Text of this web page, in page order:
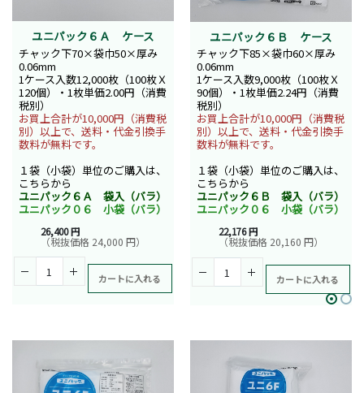
ユニパック６Ａ ケース
チャック下70×袋巾50×厚み
0.06mm
1ケース入数12,000枚（100枚Ｘ
120個）・1枚単価2.00円（消費
税別）
お買上合計が10,000円（消費税
別）以上で、送料・代金引換手
数料が無料です。
１袋（小袋）単位のご購入は、
こちらから
ユニパック６Ａ 袋入（バラ）
ユニパック０６ 小袋（バラ）
26,400 円
（税抜価格 24,000 円）
カートに入れる
ユニパック６Ｂ ケース
チャック下85×袋巾60×厚み
0.06mm
1ケース入数9,000枚（100枚Ｘ
90個）・1枚単価2.24円（消費
税別）
お買上合計が10,000円（消費税
別）以上で、送料・代金引換手
数料が無料です。
１袋（小袋）単位のご購入は、
こちらから
ユニパック６Ｂ 袋入（バラ）
ユニパック０６ 小袋（バラ）
22,176 円
（税抜価格 20,160 円）
カートに入れる